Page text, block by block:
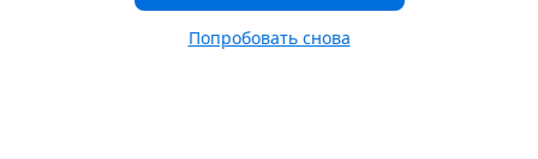
Попробовать снова